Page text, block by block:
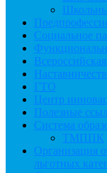
Социальное
ГТО
Центр
Полезные
Система
ТМППК
Организация
льготных